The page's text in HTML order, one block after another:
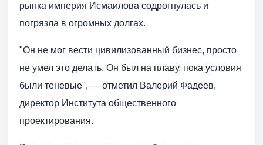
рынка империя Исмаилова содрогнулась и
погрязла в огромных долгах.
"Он не мог вести цивилизованный бизнес, просто
не умел это делать. Он был на плаву, пока условия
были теневые", — отметил Валерий Фадеев,
директор Института общественного
проектирования.